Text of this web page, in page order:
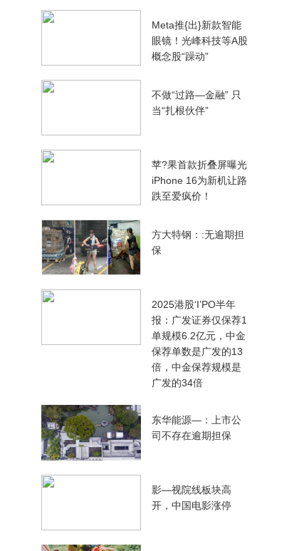
Meta推{出}新款智能
眼镜！光峰科技等A股
概念股“躁动”
不做“过路—金融” 只
当“扎根伙伴”
苹?果首款折叠屏曝光
iPhone 16为新机让路
跌至爱疯价！
方大特钢：:无逾期担
保
2025港股‘I’PO半年
报：广发证券仅保荐1
单规模6.2亿元，中金
保荐单数是广发的13
倍，中金保荐规模是
广发的34倍
东华能源—：上市公
司不存在逾期担保
影—视院线板块高
开，中国电影涨停